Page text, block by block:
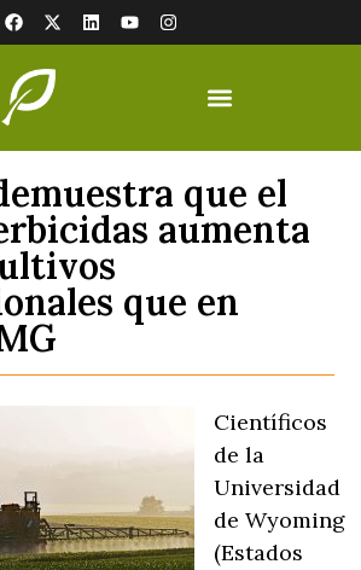
que el
aumenta
que en
Científicos
de la
Universidad
de Wyoming
(Estados